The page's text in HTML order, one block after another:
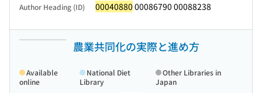
Author Heading (ID) 00040880 00086790 00088238
農業共同化の実際と進め方
Available
online
National Diet
Library
Other Libraries in
Japan